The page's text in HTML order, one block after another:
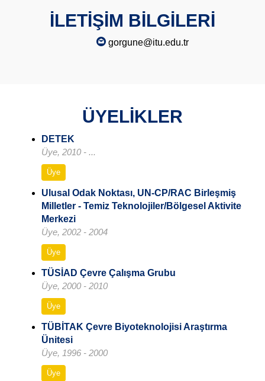
İLETİŞİM BİLGİLERİ
gorgune@itu.edu.tr
ÜYELİKLER
DETEK
Üye, 2010 - ...
Üye
Ulusal Odak Noktası, UN-CP/RAC Birleşmiş
Milletler - Temiz Teknolojiler/Bölgesel Aktivite
Merkezi
Üye, 2002 - 2004
Üye
TÜSİAD Çevre Çalışma Grubu
Üye, 2000 - 2010
Üye
TÜBİTAK Çevre Biyoteknolojisi Araştırma
Ünitesi
Üye, 1996 - 2000
Üye